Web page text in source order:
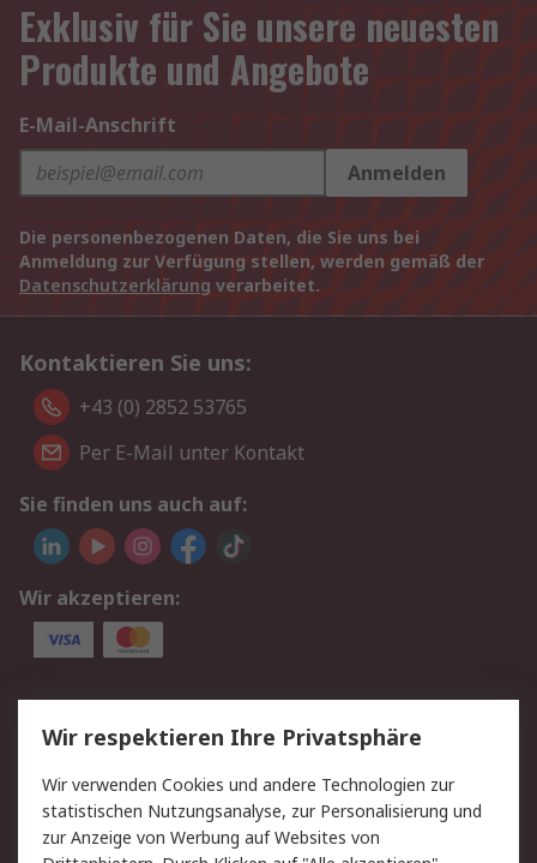
Exklusiv für Sie unsere neuesten
Produkte und Angebote
E-Mail-Anschrift
Anmelden
Die personenbezogenen Daten, die Sie uns bei
Anmeldung zur Verfügung stellen, werden gemäß der
Datenschutzerklärung verarbeitet.
Kontaktieren Sie uns:
+43 (0) 2852 53765
Per E-Mail unter Kontakt
Sie finden uns auch auf:
Wir akzeptieren:
Service
Value Added Services
Lieferlösungen
Rücksendung/Entsorgung Kontakt
Hilfe
Wir respektieren Ihre Privatsphäre
Wir verwenden Cookies und andere Technologien zur
statistischen Nutzungsanalyse, zur Personalisierung und
zur Anzeige von Werbung auf Websites von